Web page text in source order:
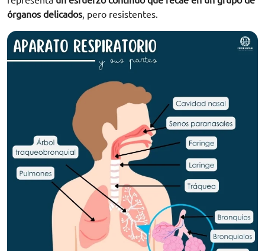
órganos delicados, pero resistentes.